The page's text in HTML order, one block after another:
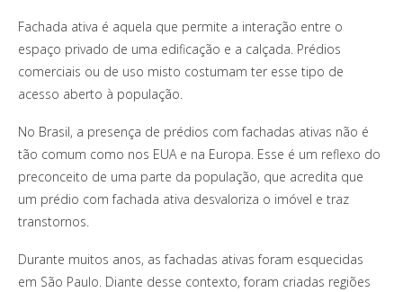
Fachada ativa é aquela que permite a interação entre o
espaço privado de uma edificação e a calçada. Prédios
comerciais ou de uso misto costumam ter esse tipo de
acesso aberto à população.
No Brasil, a presença de prédios com fachadas ativas não é
tão comum como nos EUA e na Europa. Esse é um reflexo do
preconceito de uma parte da população, que acredita que
um prédio com fachada ativa desvaloriza o imóvel e traz
transtornos.
Durante muitos anos, as fachadas ativas foram esquecidas
em São Paulo. Diante desse contexto, foram criadas regiões